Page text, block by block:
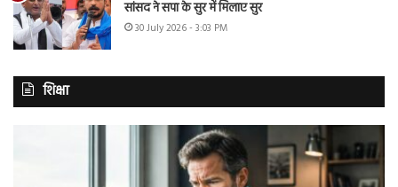
सांसद ने सपा के सुर में मिलाए सुर
30 July 2026 - 3:03 PM
शिक्षा